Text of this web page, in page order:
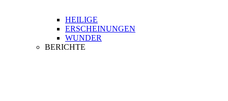
HEILIGE
ERSCHEINUNGEN
WUNDER
BERICHTE